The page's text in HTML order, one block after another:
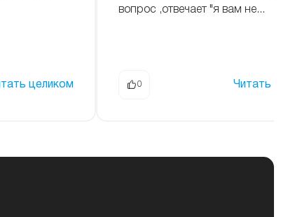
целиком
вопрос ,отвечает "я вам не...
0 Читать